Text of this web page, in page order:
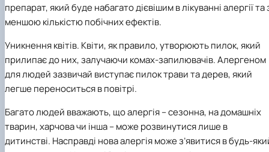
препарат, який буде набагато дієвішим в лікуванні алергії та
меншою кількістю побічних ефектів.
Уникнення квітів. Квіти, як правило, утворюють пилок, який
прилипає до них, залучаючи комах-запилювачів. Алергеном
для людей зазвичай виступає пилок трави та дерев, який
легше переноситься в повітрі.
Багато людей вважають, що алергія – сезонна, на домашніх
тварин, харчова чи інша – може розвинутися лише в
дитинстві. Насправді нова алергія може з’явитися в будь-